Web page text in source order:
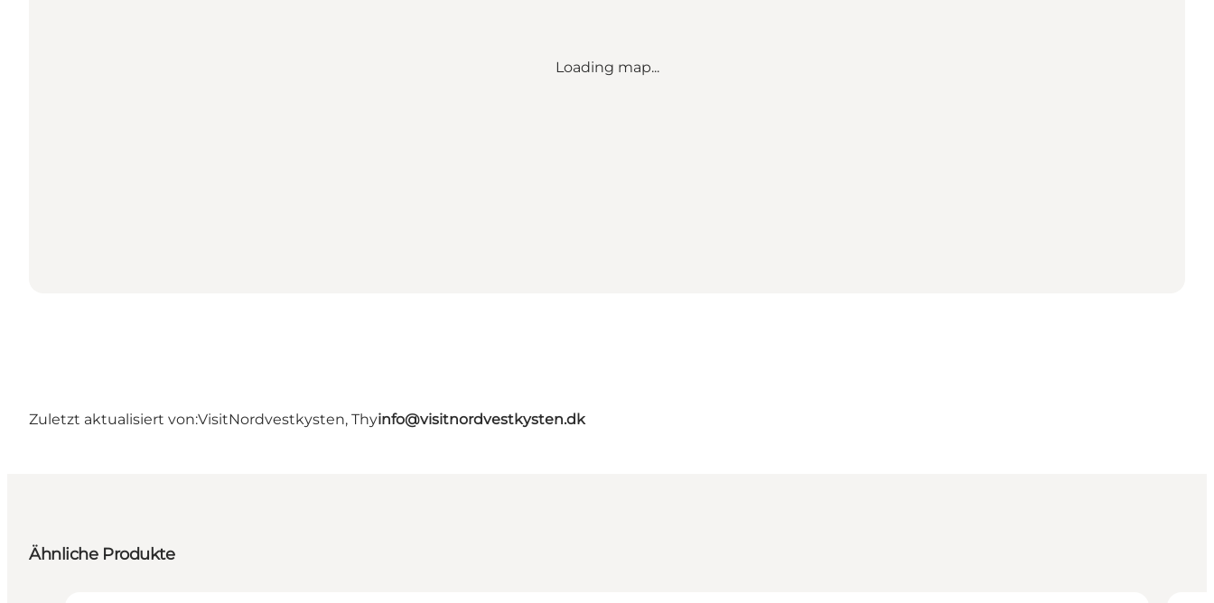
Loading map...
Zuletzt aktualisiert von:VisitNordvestkysten, Thyinfo@visitnordvestkysten.dk
Ähnliche Produkte